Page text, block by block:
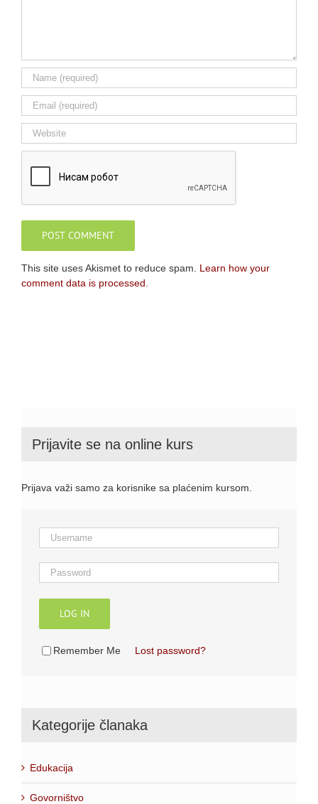
This site uses Akismet to reduce spam. Learn how your
comment data is processed.
Prijavite se na online kurs
Prijava važi samo za korisnike sa plaćenim kursom.
LOG IN
Remember Me Lost password?
Kategorije članaka
Edukacija
Govorništvo